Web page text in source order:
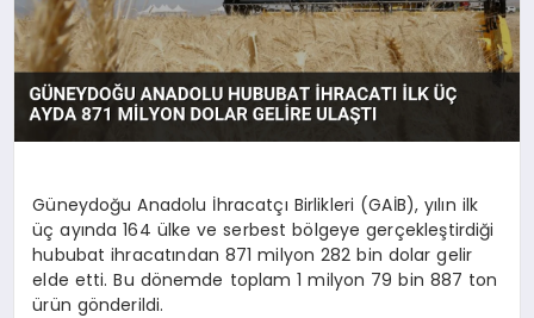
TEKNOLOJI
Güneydoğu Anadolu İhracatçı Birlikleri (GAİB), yılın ilk
üç ayında 164 ülke ve serbest bölgeye gerçekleştirdiği
hububat ihracatından 871 milyon 282 bin dolar gelir
elde etti. Bu dönemde toplam 1 milyon 79 bin 887 ton
ürün gönderildi.